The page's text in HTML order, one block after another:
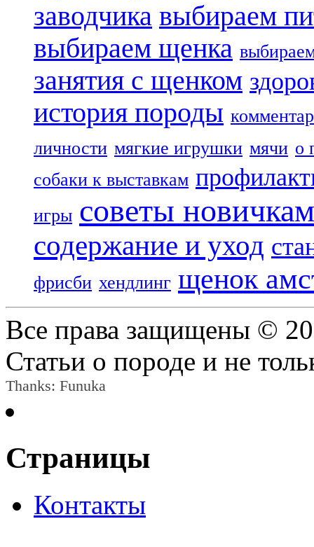
заводчика выбираем
выбираем щенка
занятия с щенком
история породы
личности мягкие игрушки мячи о
собаки к выставкам
игры советы новичкам
содержание и уход
фрисби хендлинг щенок
Все права защищены ©
Статьи о породе и не
Thanks: Funuka
Страницы
Контакты